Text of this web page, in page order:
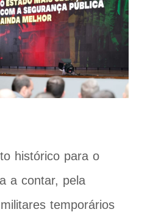
histórico para o
a contar, pela
temporários